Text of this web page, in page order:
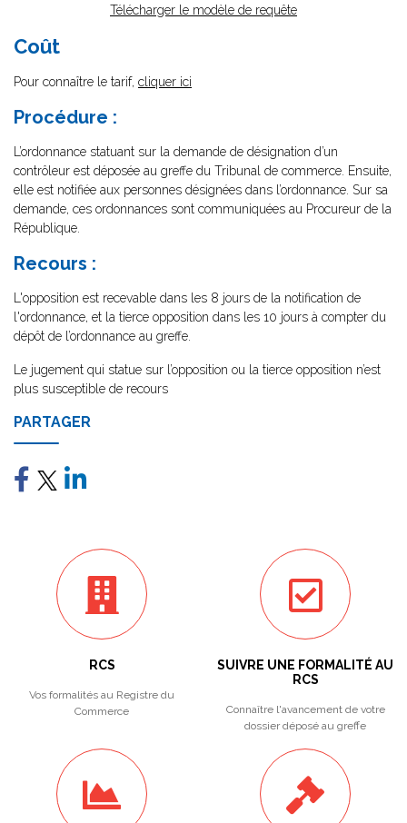
Télécharger le modèle de requête
Coût
Pour connaître le tarif, cliquer ici
Procédure :
L’ordonnance statuant sur la demande de désignation d’un
contrôleur est déposée au greffe du Tribunal de commerce. Ensuite,
elle est notifiée aux personnes désignées dans l’ordonnance. Sur sa
demande, ces ordonnances sont communiquées au Procureur de la
République.
Recours :
L'opposition est recevable dans les 8 jours de la notification de
l'ordonnance, et la tierce opposition dans les 10 jours à compter du
dépôt de l’ordonnance au greffe.
Le jugement qui statue sur l’opposition ou la tierce opposition n’est
plus susceptible de recours
PARTAGER
RCS
Vos formalités au Registre du
Commerce
SUIVRE UNE FORMALITÉ AU
RCS
Connaître l'avancement de votre
dossier déposé au greffe